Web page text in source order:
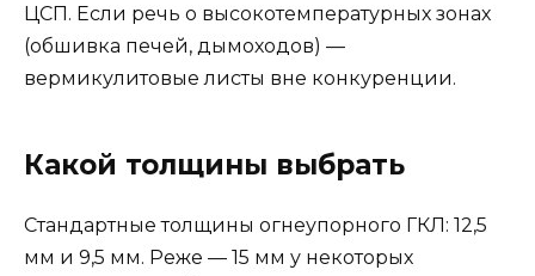
ЦСП. Если речь о высокотемпературных зонах
(обшивка печей, дымоходов) —
вермикулитовые листы вне конкуренции.
Какой толщины выбрать
Стандартные толщины огнеупорного ГКЛ: 12,5
мм и 9,5 мм. Реже — 15 мм у некоторых